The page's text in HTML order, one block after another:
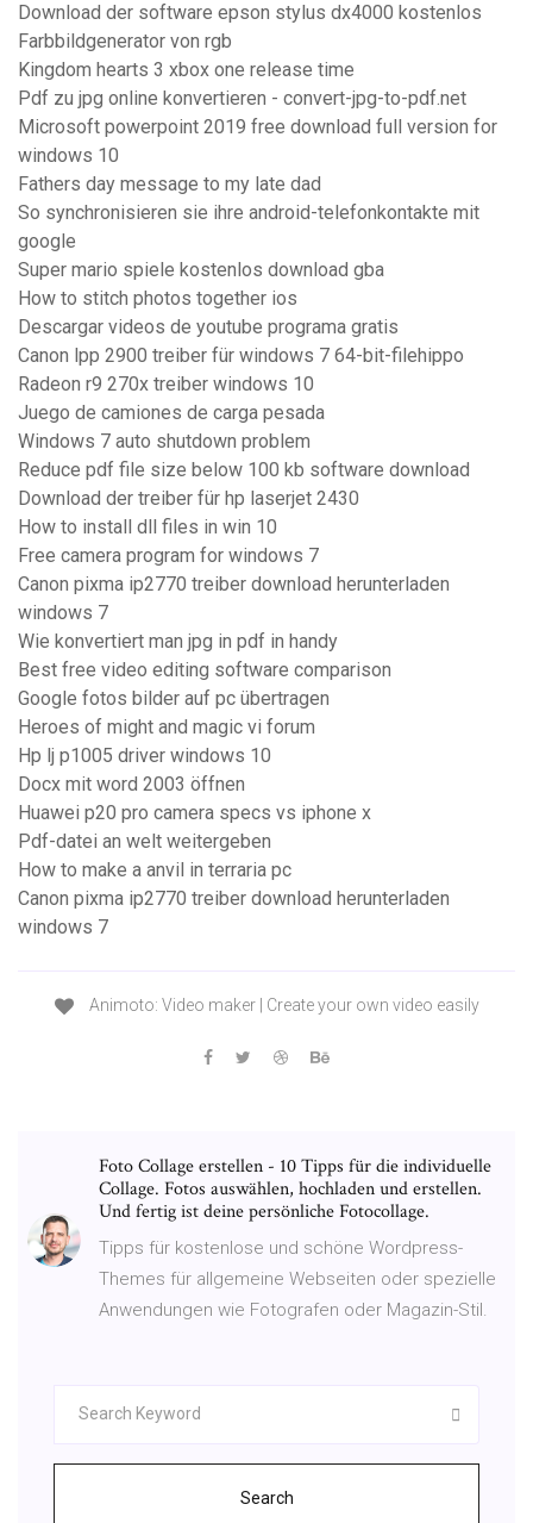
Download der software epson stylus dx4000 kostenlos
Farbbildgenerator von rgb
Kingdom hearts 3 xbox one release time
Pdf zu jpg online konvertieren - convert-jpg-to-pdf.net
Microsoft powerpoint 2019 free download full version for
windows 10
Fathers day message to my late dad
So synchronisieren sie ihre android-telefonkontakte mit
google
Super mario spiele kostenlos download gba
How to stitch photos together ios
Descargar videos de youtube programa gratis
Canon lpp 2900 treiber für windows 7 64-bit-filehippo
Radeon r9 270x treiber windows 10
Juego de camiones de carga pesada
Windows 7 auto shutdown problem
Reduce pdf file size below 100 kb software download
Download der treiber für hp laserjet 2430
How to install dll files in win 10
Free camera program for windows 7
Canon pixma ip2770 treiber download herunterladen
windows 7
Wie konvertiert man jpg in pdf in handy
Best free video editing software comparison
Google fotos bilder auf pc übertragen
Heroes of might and magic vi forum
Hp lj p1005 driver windows 10
Docx mit word 2003 öffnen
Huawei p20 pro camera specs vs iphone x
Pdf-datei an welt weitergeben
How to make a anvil in terraria pc
Canon pixma ip2770 treiber download herunterladen
windows 7
Animoto: Video maker | Create your own video easily
Foto Collage erstellen - 10 Tipps für die individuelle
Collage. Fotos auswählen, hochladen und erstellen.
Und fertig ist deine persönliche Fotocollage.
Tipps für kostenlose und schöne Wordpress-
Themes für allgemeine Webseiten oder spezielle
Anwendungen wie Fotografen oder Magazin-Stil.
Search